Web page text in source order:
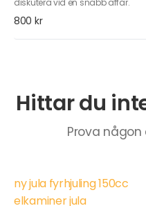
diskutera vid en snabb affär.
800 kr
Hittar du
Prova
ny jula fyrhjuling 150cc
elkaminer jula